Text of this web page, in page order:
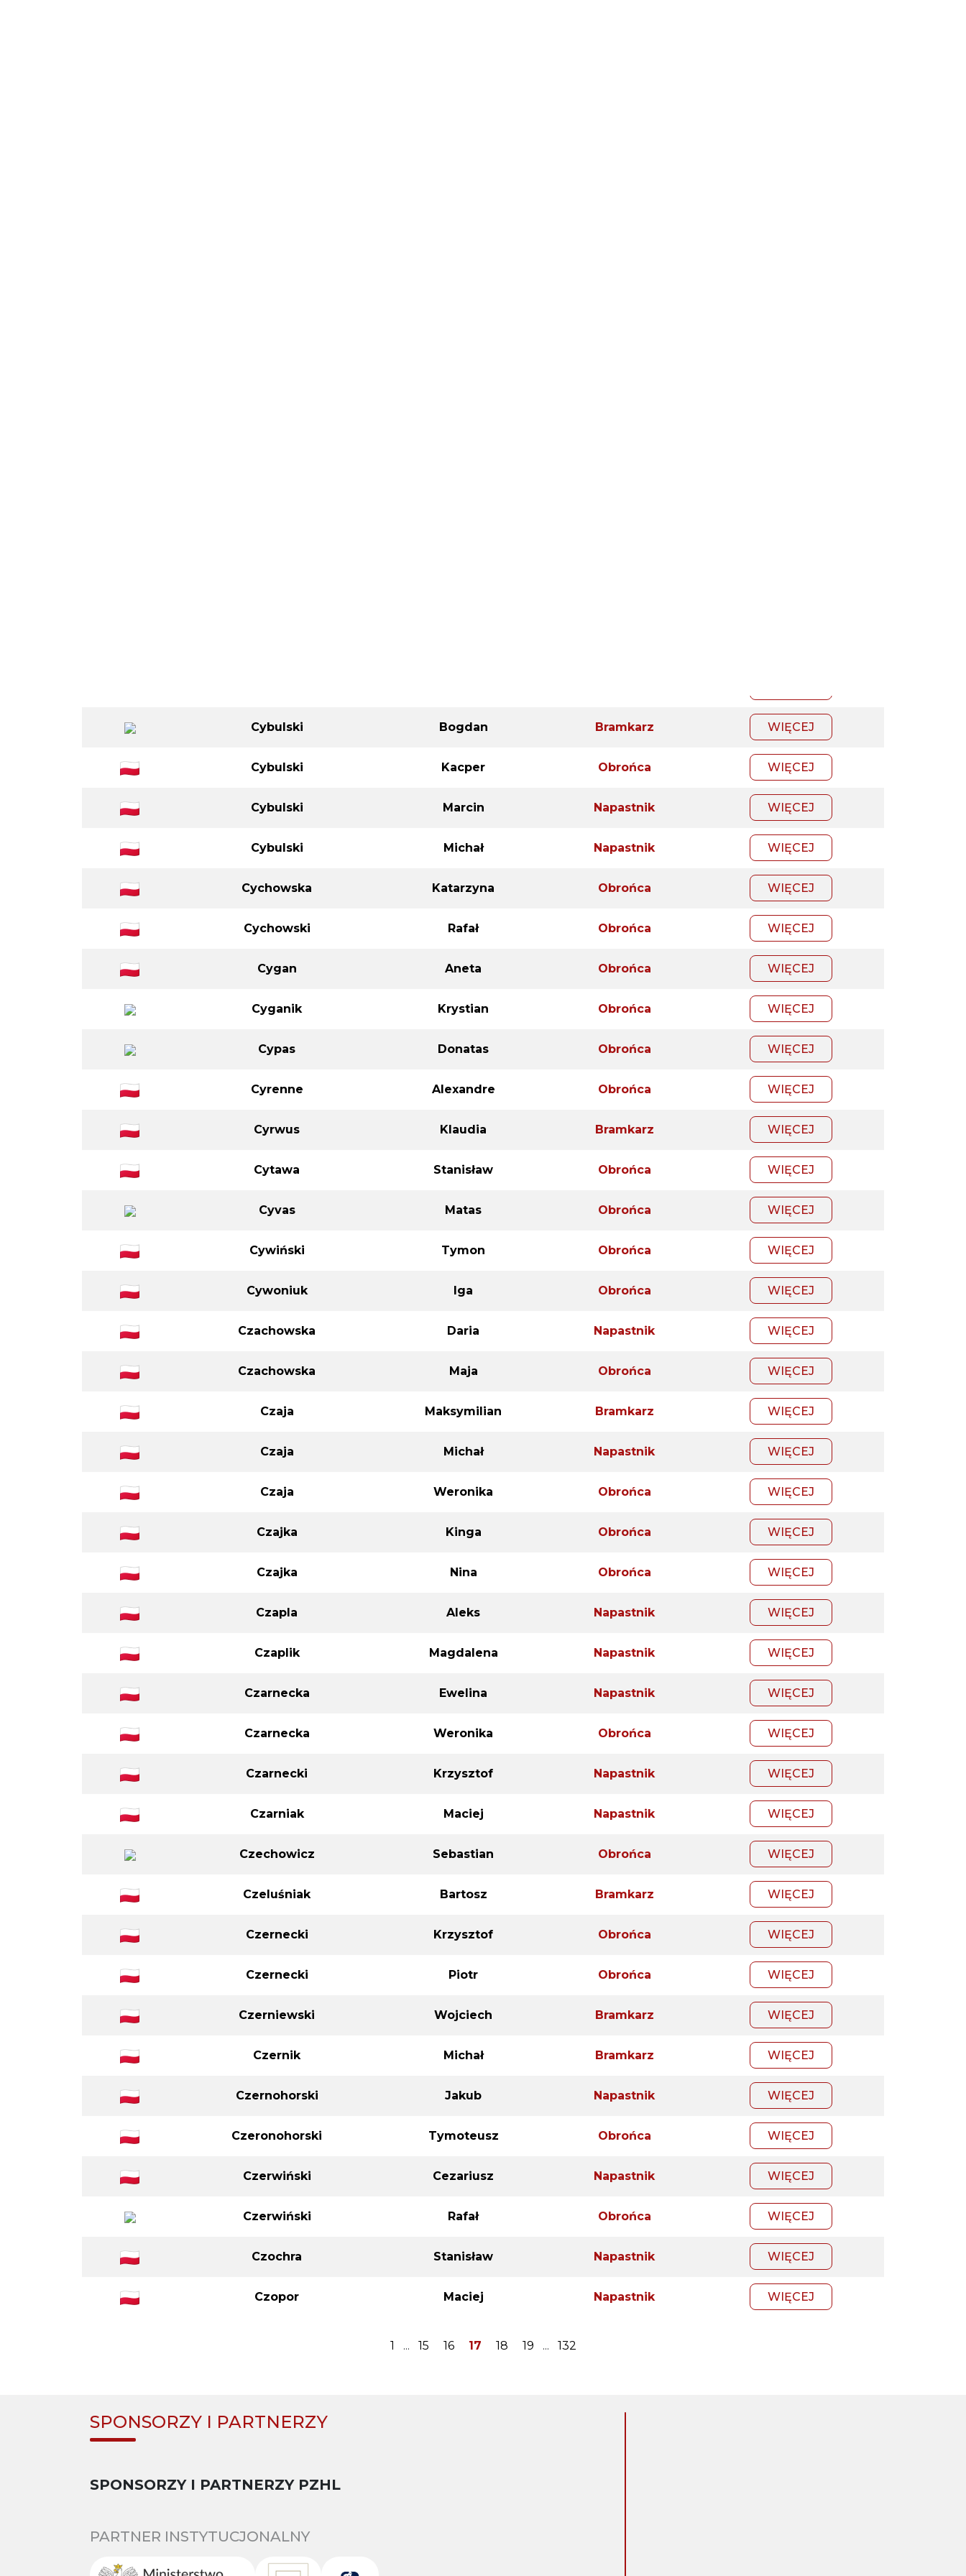
Cybulski Bogdan Bramkarz WIĘCEJ
Cybulski Kacper Obrońca WIĘCEJ
Cybulski Marcin Napastnik WIĘCEJ
Cybulski Michał Napastnik WIĘCEJ
Cychowska Katarzyna Obrońca WIĘCEJ
Cychowski Rafał Obrońca WIĘCEJ
Cygan Aneta Obrońca WIĘCEJ
Cyganik Krystian Obrońca WIĘCEJ
Cypas Donatas Obrońca WIĘCEJ
Cyrenne Alexandre Obrońca WIĘCEJ
Cyrwus Klaudia Bramkarz WIĘCEJ
Cytawa Stanisław Obrońca WIĘCEJ
Cyvas Matas Obrońca WIĘCEJ
Cywiński Tymon Obrońca WIĘCEJ
Cywoniuk Iga Obrońca WIĘCEJ
Czachowska Daria Napastnik WIĘCEJ
Czachowska Maja Obrońca WIĘCEJ
Czaja Maksymilian Bramkarz WIĘCEJ
Czaja Michał Napastnik WIĘCEJ
Czaja Weronika Obrońca WIĘCEJ
Czajka Kinga Obrońca WIĘCEJ
Czajka Nina Obrońca WIĘCEJ
Czapla Aleks Napastnik WIĘCEJ
Czaplik Magdalena Napastnik WIĘCEJ
Czarnecka Ewelina Napastnik WIĘCEJ
Czarnecka Weronika Obrońca WIĘCEJ
Czarnecki Krzysztof Napastnik WIĘCEJ
Czarniak Maciej Napastnik WIĘCEJ
Czechowicz Sebastian Obrońca WIĘCEJ
Czeluśniak Bartosz Bramkarz WIĘCEJ
Czernecki Krzysztof Obrońca WIĘCEJ
Czernecki Piotr Obrońca WIĘCEJ
Czerniewski Wojciech Bramkarz WIĘCEJ
Czernik Michał Bramkarz WIĘCEJ
Czernohorski Jakub Napastnik WIĘCEJ
Czeronohorski Tymoteusz Obrońca WIĘCEJ
Czerwiński Cezariusz Napastnik WIĘCEJ
Czerwiński Rafał Obrońca WIĘCEJ
Czochra Stanisław Napastnik WIĘCEJ
Czopor Maciej Napastnik WIĘCEJ
1 ... 15 16 17 18 19 ... 132
SPONSORZY I PARTNERZY
SPONSORZY I PARTNERZY PZHL
PARTNER INSTYTUCJONALNY